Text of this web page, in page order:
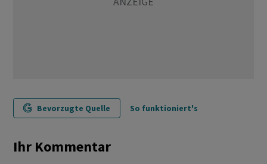
Bevorzugte Quelle So funktioniert's
Ihr Kommentar